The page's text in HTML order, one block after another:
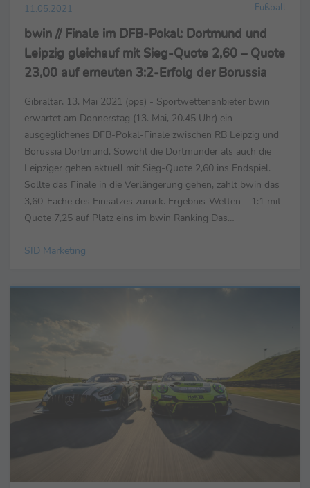
11.05.2021 Fußball
bwin // Finale im DFB-Pokal: Dortmund und
Leipzig gleichauf mit Sieg-Quote 2,60 – Quote
23,00 auf erneuten 3:2-Erfolg der Borussia
Gibraltar, 13. Mai 2021 (pps) - Sportwettenanbieter bwin
erwartet am Donnerstag (13. Mai, 20.45 Uhr) ein
ausgeglichenes DFB-Pokal-Finale zwischen RB Leipzig und
Borussia Dortmund. Sowohl die Dortmunder als auch die
Leipziger gehen aktuell mit Sieg-Quote 2,60 ins Endspiel.
Sollte das Finale in die Verlängerung gehen, zahlt bwin das
3,60-Fache des Einsatzes zurück. Ergebnis-Wetten – 1:1 mit
Quote 7,25 auf Platz eins im bwin Ranking Das
SID Marketing